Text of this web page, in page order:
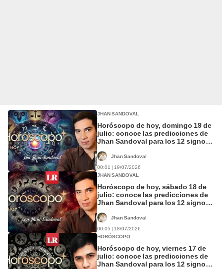
JHAN SANDOVAL
Horóscopo de hoy, domingo 19 de
julio: conoce las predicciones de
Jhan Sandoval para los 12 signos
Jhan Sandoval
00:01 | 19/07/2026
JHAN SANDOVAL
Horóscopo de hoy, sábado 18 de
julio: conoce las predicciones de
Jhan Sandoval para los 12 signos
Jhan Sandoval
00:05 | 18/07/2026
HORÓSCOPO
Horóscopo de hoy, viernes 17 de
julio: conoce las predicciones de
Jhan Sandoval para los 12 signos